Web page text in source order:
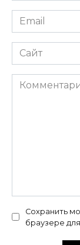
Email
*
Сайт
Комментарий
Сохранить
браузере